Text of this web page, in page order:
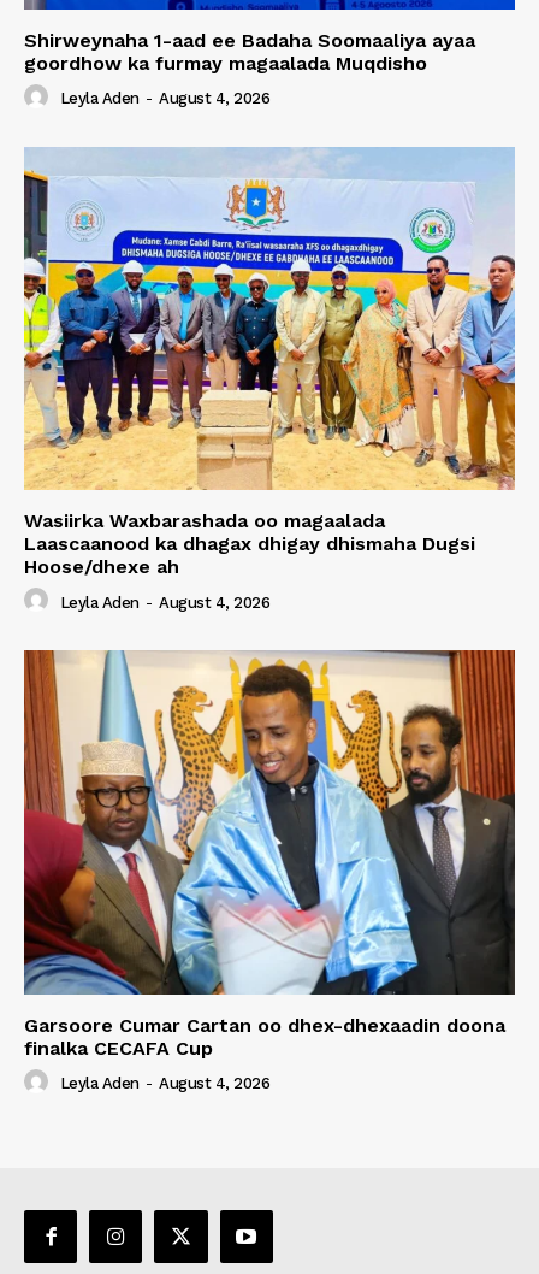
Shirweynaha 1-aad ee Badaha Soomaaliya ayaa
goordhow ka furmay magaalada Muqdisho
Leyla Aden - August 4, 2026
Wasiirka Waxbarashada oo magaalada
Laascaanood ka dhagax dhigay dhismaha Dugsi
Hoose/dhexe ah
Leyla Aden - August 4, 2026
Garsoore Cumar Cartan oo dhex-dhexaadin doona
finalka CECAFA Cup
Leyla Aden - August 4, 2026